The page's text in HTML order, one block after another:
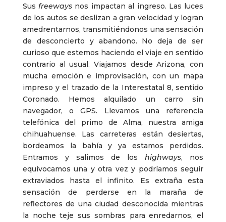
Susfreeways nos impactan al ingreso. Las luces
de los autos se deslizan a gran velocidad y logran
amedrentarnos, transmitiéndonos una sensación
de desconcierto y abandono. No deja de ser
curioso que estemos haciendo el viaje en sentido
contrario al usual. Viajamos desde Arizona, con
mucha emoción e improvisación, con un mapa
impreso y el trazado de la Interestatal 8, sentido
Coronado. Hemos alquilado un carro sin
navegador, o GPS. Llevamos una referencia
telefónica del primo de Alma, nuestra amiga
chihuahuense. Las carreteras están desiertas,
bordeamos la bahía y ya estamos perdidos.
Entramos y salimos de loshighways, nos
equivocamos una y otra vez y podríamos seguir
extraviados hasta el infinito. Es extraña esta
sensación de perderse en la maraña de
reflectores de una ciudad desconocida mientras
la noche teje sus sombras para enredarnos, el